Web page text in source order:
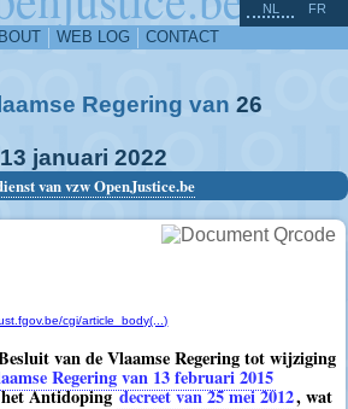
WEB LOG CONTACT
NL FR
Regering van 26
13 januari 2022
van vzw OpenJustice.be
cgi/article_body(...)
van de Vlaamse Regering tot wijziging
Regering van 13 februari 2015
het Antidopingdecreet van 25 mei 2012, wat
^